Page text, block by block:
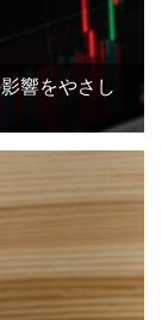
響をやさし